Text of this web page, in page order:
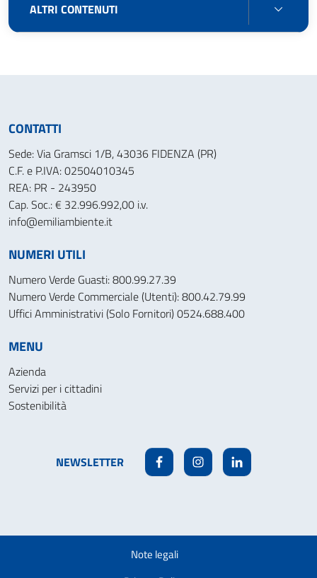
ALTRI CONTENUTI
CONTATTI
Sede: Via Gramsci 1/B, 43036 FIDENZA (PR)
C.F. e P.IVA: 02504010345
REA: PR - 243950
Cap. Soc.: € 32.996.992,00 i.v.
info@emiliambiente.it
NUMERI UTILI
Numero Verde Guasti: 800.99.27.39
Numero Verde Commerciale (Utenti): 800.42.79.99
Uffici Amministrativi (Solo Fornitori) 0524.688.400
MENU
Azienda
Servizi per i cittadini
Sostenibilità
NEWSLETTER FacebookInstagramLinkedin
Note legali